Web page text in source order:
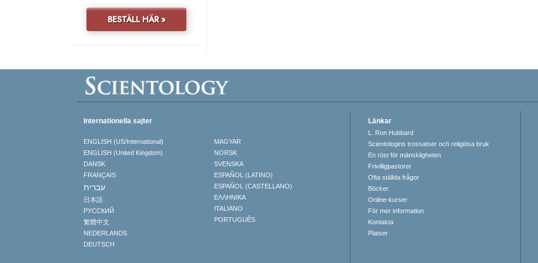
BESTÄLL HÄR »
Internationella sajter
ENGLISH (US/International)
ENGLISH (United Kingdom)
DANSK
FRANÇAIS
עברית
日本語
РУССКИЙ
繁體中文
NEDERLANDS
DEUTSCH
MAGYAR
NORSK
SVENSKA
ESPAÑOL (LATINO)
ESPAÑOL (CASTELLANO)
ΕΛΛΗΝΙΚA
ITALIANO
PORTUGUÊS
Länkar
L. Ron Hubbard
Scientologins trossatser och religiösa bruk
En röst för mänskligheten
Frivilligpastorer
Ofta ställda frågor
Böcker
Online-kurser
För mer information
Kontakta
Platser